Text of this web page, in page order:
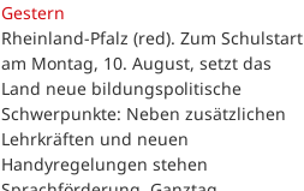
Gestern
Rheinland-Pfalz (red). Zum Schulstart
am Montag, 10. August, setzt das
Land neue bildungspolitische
Schwerpunkte: Neben zusätzlichen
Lehrkräften und neuen
Handyregelungen stehen